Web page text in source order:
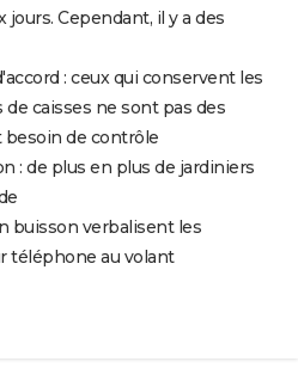
Cependant, il y a des
: ceux qui conservent les
caisses ne sont pas des
de contrôle
: de plus en plus de jardiniers
buisson verbalisent les
téléphone au volant